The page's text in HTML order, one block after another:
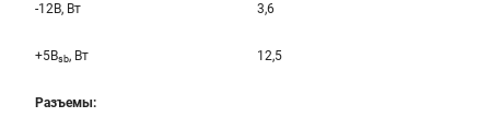
-12B, Вт 3,6
+5Bsb, Вт 12,5
Разъемы: